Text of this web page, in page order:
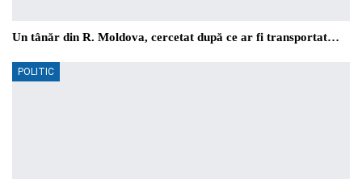
Un tânăr din R. Moldova, cercetat după ce ar fi transportat…
POLITIC